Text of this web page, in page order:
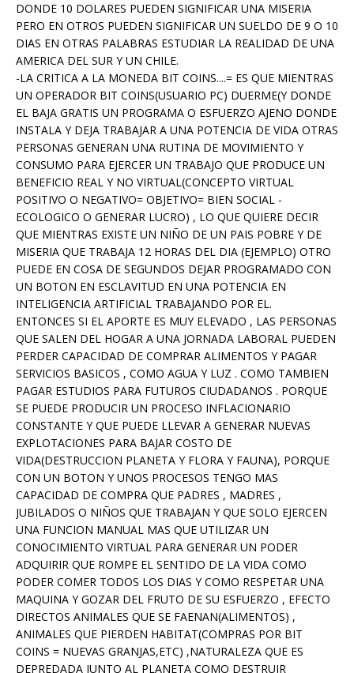
DONDE 10 DOLARES PUEDEN SIGNIFICAR UNA MISERIA
PERO EN OTROS PUEDEN SIGNIFICAR UN SUELDO DE 9 O 10
DIAS EN OTRAS PALABRAS ESTUDIAR LA REALIDAD DE UNA
AMERICA DEL SUR Y UN CHILE.
-LA CRITICA A LA MONEDA BIT COINS....= ES QUE MIENTRAS
UN OPERADOR BIT COINS(USUARIO PC) DUERME(Y DONDE
EL BAJA GRATIS UN PROGRAMA O ESFUERZO AJENO DONDE
INSTALA Y DEJA TRABAJAR A UNA POTENCIA DE VIDA OTRAS
PERSONAS GENERAN UNA RUTINA DE MOVIMIENTO Y
CONSUMO PARA EJERCER UN TRABAJO QUE PRODUCE UN
BENEFICIO REAL Y NO VIRTUAL(CONCEPTO VIRTUAL
POSITIVO O NEGATIVO= OBJETIVO= BIEN SOCIAL -
ECOLOGICO O GENERAR LUCRO) , LO QUE QUIERE DECIR
QUE MIENTRAS EXISTE UN NIÑO DE UN PAIS POBRE Y DE
MISERIA QUE TRABAJA 12 HORAS DEL DIA (EJEMPLO) OTRO
PUEDE EN COSA DE SEGUNDOS DEJAR PROGRAMADO CON
UN BOTON EN ESCLAVITUD EN UNA POTENCIA EN
INTELIGENCIA ARTIFICIAL TRABAJANDO POR EL.
ENTONCES SI EL APORTE ES MUY ELEVADO , LAS PERSONAS
QUE SALEN DEL HOGAR A UNA JORNADA LABORAL PUEDEN
PERDER CAPACIDAD DE COMPRAR ALIMENTOS Y PAGAR
SERVICIOS BASICOS , COMO AGUA Y LUZ . COMO TAMBIEN
PAGAR ESTUDIOS PARA FUTUROS CIUDADANOS . PORQUE
SE PUEDE PRODUCIR UN PROCESO INFLACIONARIO
CONSTANTE Y QUE PUEDE LLEVAR A GENERAR NUEVAS
EXPLOTACIONES PARA BAJAR COSTO DE
VIDA(DESTRUCCION PLANETA Y FLORA Y FAUNA), PORQUE
CON UN BOTON Y UNOS PROCESOS TENGO MAS
CAPACIDAD DE COMPRA QUE PADRES , MADRES ,
JUBILADOS O NIÑOS QUE TRABAJAN Y QUE SOLO EJERCEN
UNA FUNCION MANUAL MAS QUE UTILIZAR UN
CONOCIMIENTO VIRTUAL PARA GENERAR UN PODER
ADQUIRIR QUE ROMPE EL SENTIDO DE LA VIDA COMO
PODER COMER TODOS LOS DIAS Y COMO RESPETAR UNA
MAQUINA Y GOZAR DEL FRUTO DE SU ESFUERZO , EFECTO
DIRECTOS ANIMALES QUE SE FAENAN(ALIMENTOS) ,
ANIMALES QUE PIERDEN HABITAT(COMPRAS POR BIT
COINS = NUEVAS GRANJAS,ETC) ,NATURALEZA QUE ES
DEPREDADA JUNTO AL PLANETA COMO DESTRUIR